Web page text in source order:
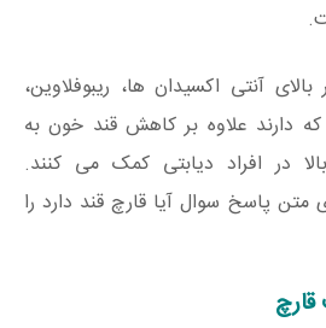
آنتی اکسیدان ها، ریبوفلاوین،
دارند علاوه بر کاهش قند خون به
در افراد دیابتی کمک می کنند.
متن پاسخ سوال آیا قارچ قند دارد را